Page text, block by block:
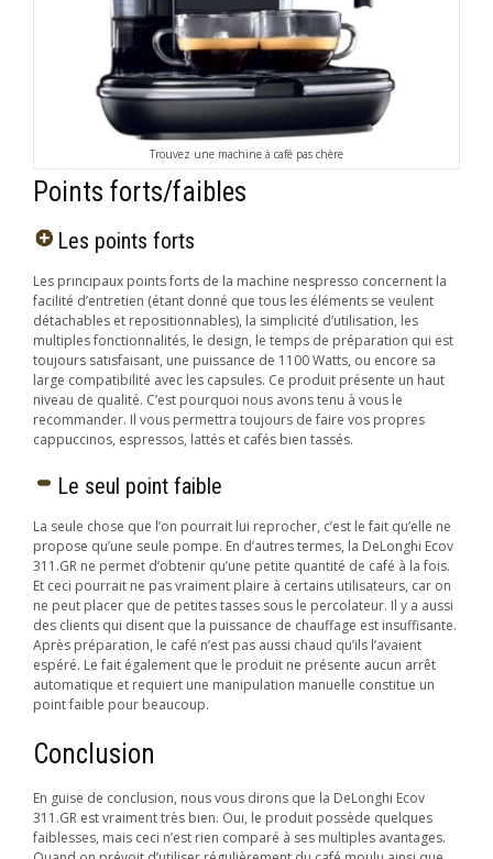
Trouvez une machine à café pas chère
Points forts/faibles
Les points forts
Les principaux points forts de la machine nespresso concernent la
facilité d’entretien (étant donné que tous les éléments se veulent
détachables et repositionnables), la simplicité d’utilisation, les
multiples fonctionnalités, le design, le temps de préparation qui est
toujours satisfaisant, une puissance de 1100 Watts, ou encore sa
large compatibilité avec les capsules. Ce produit présente un haut
niveau de qualité. C’est pourquoi nous avons tenu à vous le
recommander. Il vous permettra toujours de faire vos propres
cappuccinos, espressos, lattés et cafés bien tassés.
Le seul point faible
La seule chose que l’on pourrait lui reprocher, c’est le fait qu’elle ne
propose qu’une seule pompe. En d’autres termes, la DeLonghi Ecov
311.GR ne permet d’obtenir qu’une petite quantité de café à la fois.
Et ceci pourrait ne pas vraiment plaire à certains utilisateurs, car on
ne peut placer que de petites tasses sous le percolateur. Il y a aussi
des clients qui disent que la puissance de chauffage est insuffisante.
Après préparation, le café n’est pas aussi chaud qu’ils l’avaient
espéré. Le fait également que le produit ne présente aucun arrêt
automatique et requiert une manipulation manuelle constitue un
point faible pour beaucoup.
Conclusion
En guise de conclusion, nous vous dirons que la DeLonghi Ecov
311.GR est vraiment très bien. Oui, le produit possède quelques
faiblesses, mais ceci n’est rien comparé à ses multiples avantages.